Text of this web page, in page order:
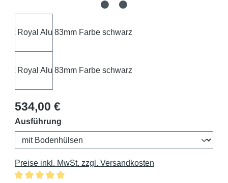
Regulärer Preis:
534,00 €
Ausführungauswählen
Preise inkl. MwSt. zzgl. Versandkosten